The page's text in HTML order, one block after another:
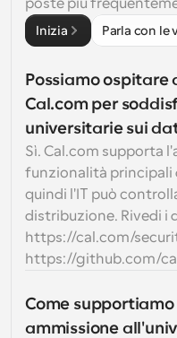
poste più
Inizia Parla con le
Possiamo
Cal.com per
universitarie sui
Sì. Cal.com supporta
funzionalità principali
quindi l'IT può
distribuzione. Rivedi i
https://cal.com/
https://github.com/
Come supportiamo
ammissione